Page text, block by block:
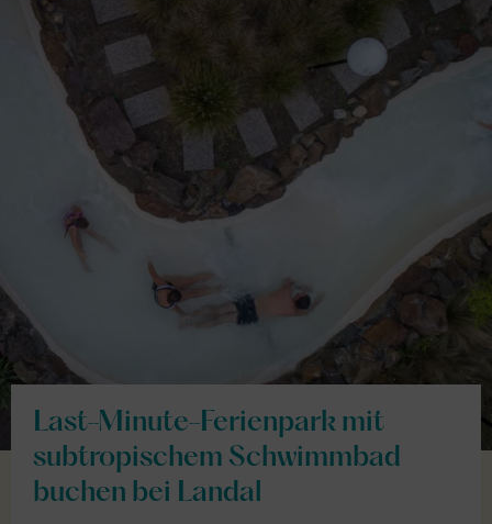
Last-Minute-Ferienpark mit
subtropischem Schwimmbad
buchen bei Landal